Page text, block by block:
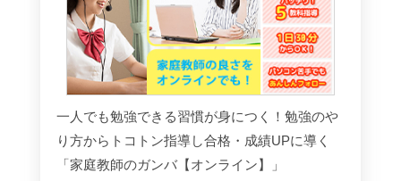
一人でも勉強できる習慣が身につく！勉強のや
り方からトコトン指導し合格・成績UPに導く
「家庭教師のガンバ【オンライン】」